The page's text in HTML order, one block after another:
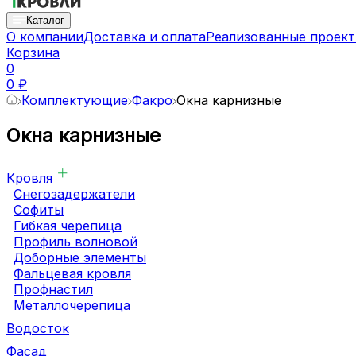
Каталог
О компанииДоставка и оплатаРеализованные
Корзина
0
0 ₽
Комплектующие Факро Окна карнизные
Окна карнизные
Кровля
Снегозадержатели
Софиты
Гибкая черепица
Профиль волновой
Доборные элементы
Фальцевая кровля
Профнастил
Металлочерепица
Водосток
Фасад